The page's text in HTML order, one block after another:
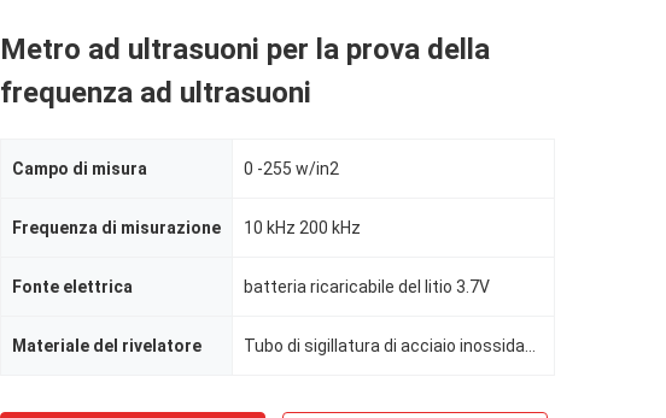
Metro ad ultrasuoni per la prova della
frequenza ad ultrasuoni
Campo di misura 0 -255 w/in2
Frequenza di misurazione 10 kHz 200 kHz
Fonte elettrica batteria ricaricabile del litio 3.7V
Materiale del rivelatore